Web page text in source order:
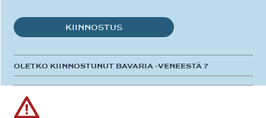
KIINNOSTUS
OLETKO KIINNOSTUNUT BAVARIA -VENEESTÄ ?